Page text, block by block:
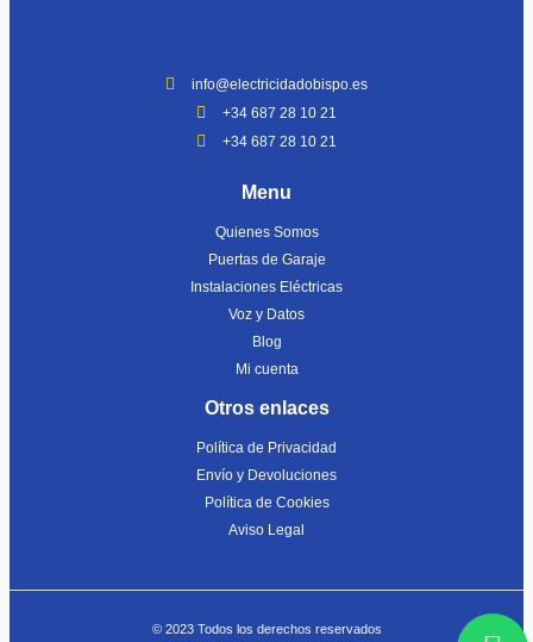
info@electricidadobispo.es
+34 687 28 10 21
+34 687 28 10 21
Menu
Quienes Somos
Puertas de Garaje
Instalaciones Eléctricas
Voz y Datos
Blog
Mi cuenta
Otros enlaces
Política de Privacidad
Envío y Devoluciones
Política de Cookies
Aviso Legal
© 2023 Todos los derechos reservados